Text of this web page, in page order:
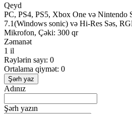
Qeyd
PC, PS4, PS5, Xbox One və Nintendo
7.1(Windows sonic) və Hi-Res Səs,
Mikrofon, Çəki: 300 qr
Zəmanət
1 il
Rəylərin sayı: 0
Ortalama qiymət: 0
Şərh yaz
Adınız
Şərh yazın